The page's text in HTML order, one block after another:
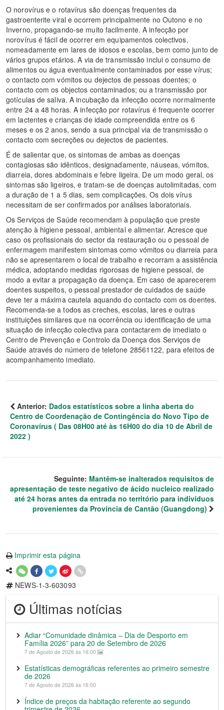
O norovírus e o rotavírus são doenças frequentes da
gastroenterite viral e ocorrem principalmente no Outono e no
Inverno, propagando-se muito facilmente. A infecção por
norovírus é fácil de ocorrer em equipamentos colectivos,
nomeadamente em lares de idosos e escolas, bem como junto de
vários grupos etários. A via de transmissão inclui o consumo de
alimentos ou água eventualmente contaminados por esse vírus;
o contacto com vómitos ou dejectos de pessoas doentes; o
contacto com os objectos contaminados; ou a transmissão por
gotículas de saliva. A incubação da infecção ocorre normalmente
entre 24 a 48 horas. A infecção por rotavírus é frequente ocorrer
em lactentes e crianças de idade compreendida entre os 6
meses e os 2 anos, sendo a sua principal via de transmissão o
contacto com secreções ou dejectos de pacientes.
É de salientar que, os sintomas de ambas as doenças
contagiosas são idênticos, designadamente, náuseas, vómitos,
diarreia, dores abdominais e febre ligeira. De um modo geral, os
sintomas são ligeiros, e tratam-se de doenças autolimitadas, com
a duração de 1 a 5 dias, sem complicações. Os dois vírus
necessitam de ser confirmados por análises laboratoriais.
Os Serviços de Saúde recomendam à população que preste
atenção à higiene pessoal, ambiental e alimentar. Acresce que
caso os profissionais do sector da restauração ou o pessoal de
enfermagem manifestem sintomas como vómitos ou diarreia para
não se apresentarem o local de trabalho e recorram a assistência
médica, adoptando medidas rigorosas de higiene pessoal, de
modo a evitar a propagação da doença. Em caso de aparecerem
doentes suspeitos, o pessoal prestador de cuidados de saúde
deve ter a máxima cautela aquando do contacto com os doentes.
Recomenda-se a todos as creches, escolas, lares e outras
instituições similares que na ocorrência ou identificação de uma
situação de infecção colectiva para contactarem de imediato o
Centro de Prevenção e Controlo da Doença dos Serviços de
Saúde através do número de telefone 28561122, para efeitos de
acompanhamento imediato.
Anterior: Dados estatísticos sobre a linha aberta do
Centro de Coordenação de Contingência do Novo Tipo de
Coronavírus ( Das 08H00 até às 16H00 do dia 10 de Abril de
2022 )
Seguinte: Mantêm-se inalterados requisitos de
apresentação de teste negativo de ácido nucleico realizado
até 24 horas antes da entrada no território para indivíduos
provenientes da Província de Cantão (Guangdong)
Imprimir esta página
NEWS-1-3-603093
Últimas notícias
Adiar “Comunidade dinâmica – Dia de Desporto em
Família 2026” para 20 de Setembro de 2026
7 de Agosto de 2026 às 16:00
Estatísticas demográficas referentes ao primeiro semestre
de 2026
7 de Agosto de 2026 às 16:00
Índice de preços da habitação referente ao segundo